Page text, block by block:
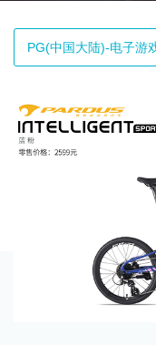
PG(中国大陆)-电子游